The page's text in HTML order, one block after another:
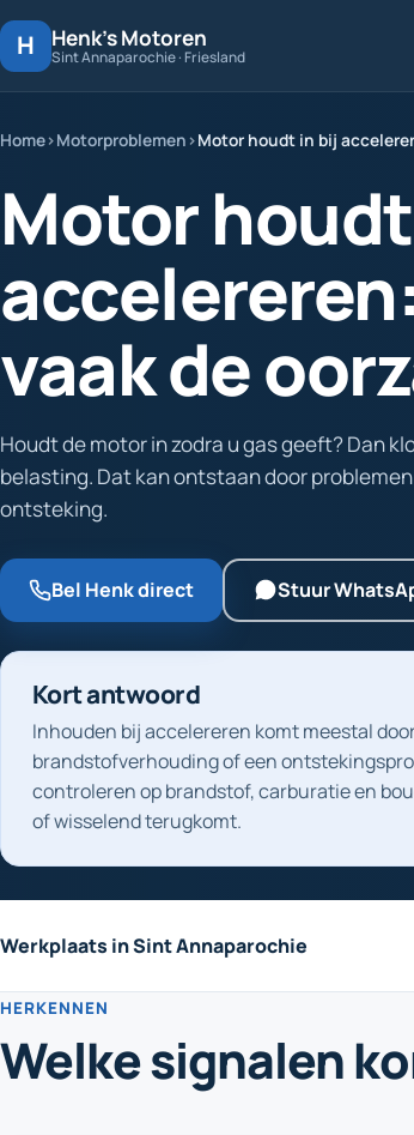
H Henk's Motoren
Sint Annaparochie · Friesland
Home Motorproblemen Motor houdt in bij
Motor
vaak de
Houdt de motor in zodra u gas geeft? Dan
belasting. Dat kan ontstaan door
ontsteking.
Bel Henk direct Stuur
Kort antwoord
Inhouden bij accelereren komt meestal
brandstofverhouding of een
controleren op brandstof, carburatie en
of wisselend terugkomt.
Werkplaats in Sint Annaparochie
HERKENNEN
Welke signalen